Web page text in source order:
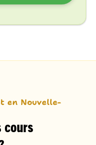
en Nouvelle-
cours